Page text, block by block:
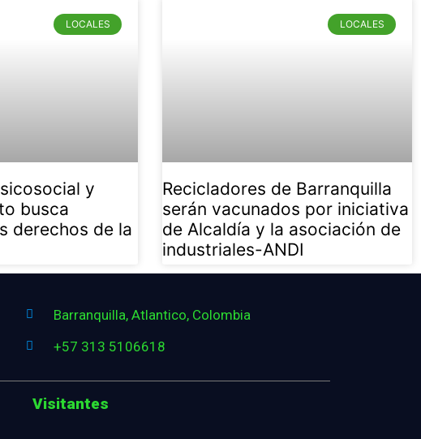
LOCALES
y
busca
derechos de la
LOCALES
Recicladores de Barranquilla
serán vacunados por iniciativa
de Alcaldía y la asociación de
industriales-ANDI
Barranquilla, Atlantico, Colombia
+57 313 5106618
Visitantes